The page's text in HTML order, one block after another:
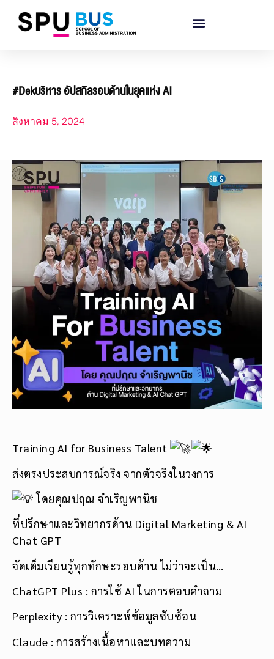
#Dekบริหาร อัปสกิลรอบด้านในยุคแห่ง AI
สิงหาคม 5, 2024
Training AI for Business Talent
ส่งตรงประสบการณ์จริง จากตัวจริงในวงการ
โดยคุณปฤณ จำเริญพานิช
ที่ปรึกษาและวิทยากรด้าน Digital Marketing & AI
Chat GPT
จัดเต็มเรียนรู้ทุกทักษะรอบด้าน ไม่ว่าจะเป็น…
ChatGPT Plus : การใช้ AI ในการตอบคำถาม
Perplexity : การวิเคราะห์ข้อมูลซับซ้อน
Claude : การสร้างเนื้อหาและบทความ